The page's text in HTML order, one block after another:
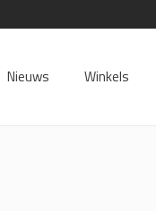
Nieuws Winkels